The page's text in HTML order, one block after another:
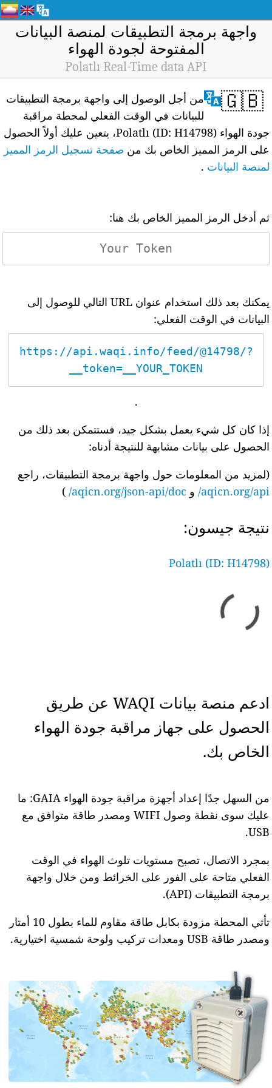
واجهة برمجة التطبيقات لمنصة البيانات
المفتوحة لجودة الهواء
Polatlı Real-Time data API
🇬🇧
من أجل الوصول إلى واجهة برمجة التطبيقات
للبيانات في الوقت الفعلي لمحطة مراقبة
جودة الهواء Polatlı (ID: H14798)، يتعين عليك أولاً الحصول
على الرمز المميز الخاص بك من صفحة تسجيل الرمز المميز
لمنصة البيانات .
ثم أدخل الرمز المميز الخاص بك هنا:
يمكنك بعد ذلك استخدام عنوان URL التالي للوصول إلى
البيانات في الوقت الفعلي:
https://api.waqi.info/feed/@14798/?
token=__YOUR_TOKEN__
.
إذا كان كل شيء يعمل بشكل جيد، فستتمكن بعد ذلك من
الحصول على بيانات مشابهة للنتيجة أدناه:
(لمزيد من المعلومات حول واجهة برمجة التطبيقات، راجع
aqicn.org/api/ و aqicn.org/json-api/doc/
)
نتيجة جيسون:
Polatlı (ID: H14798)
ادعم منصة بيانات WAQI عن طريق
الحصول على جهاز مراقبة جودة الهواء
الخاص بك.
من السهل جدًا إعداد أجهزة مراقبة جودة الهواء GAIA: ما
عليك سوى نقطة وصول WIFI ومصدر طاقة متوافق مع
USB.
بمجرد الاتصال، تصبح مستويات تلوث الهواء في الوقت
الفعلي متاحة على الفور على الخرائط ومن خلال واجهة
برمجة التطبيقات (API).
تأتي المحطة مزودة بكابل طاقة مقاوم للماء بطول 10 أمتار
ومصدر طاقة USB ومعدات تركيب ولوحة شمسية اختيارية.